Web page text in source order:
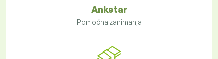
Anketar
Pomoćna zanimanja